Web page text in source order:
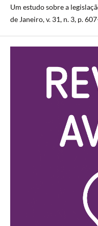
Um estudo sobre a
de Janeiro, v. 31, n. 3, p.